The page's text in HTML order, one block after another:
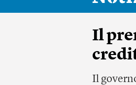
Il
Il